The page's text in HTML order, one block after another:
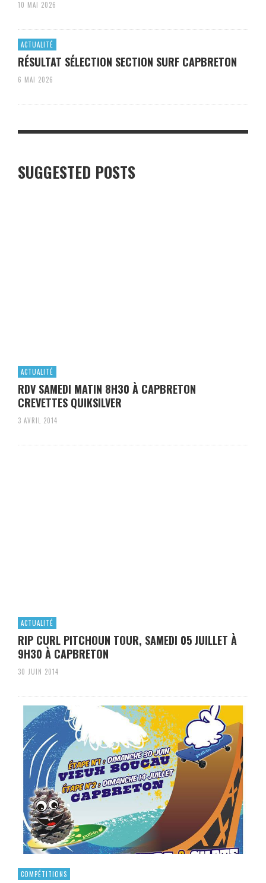
10 MAI 2026
ACTUALITÉ
RÉSULTAT SÉLECTION SECTION SURF CAPBRETON
6 MAI 2026
SUGGESTED POSTS
ACTUALITÉ
RDV SAMEDI MATIN 8H30 À CAPBRETON
CREVETTES QUIKSILVER
3 AVRIL 2014
ACTUALITÉ
RIP CURL PITCHOUN TOUR, SAMEDI 05 JUILLET À
9H30 À CAPBRETON
30 JUIN 2014
COMPÉTITIONS